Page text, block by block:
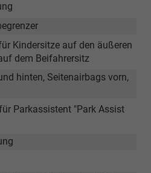
Kindersitze auf den äußeren
dem Beifahrersitz
hinten, Seitenairbags vorn,
Parkassistent "Park Assist